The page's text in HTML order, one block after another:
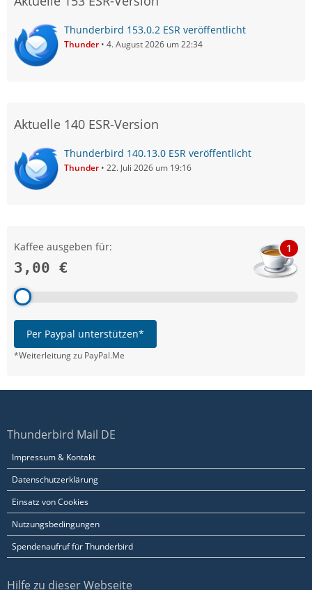
Thunderbird 153.0.2 ESR veröffentlicht
Thunder 4. August 2026 um 22:34
Aktuelle 140 ESR-Version
Thunderbird 140.13.0 ESR veröffentlicht
Thunder 22. Juli 2026 um 19:16
Kaffee ausgeben für:
3,00 €
1
Per Paypal unterstützen*
*Weiterleitung zu PayPal.Me
Thunderbird Mail DE
Impressum & Kontakt
Datenschutzerklärung
Einsatz von Cookies
Nutzungsbedingungen
Spendenaufruf für Thunderbird
Hilfe zu dieser Webseite